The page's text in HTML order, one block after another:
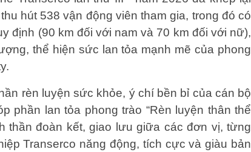
hút 538 vận động viên tham gia, trong đó có
định (90 km đối với nam và 70 km đối với nữ),
thể hiện sức lan tỏa mạnh mẽ của phong
rèn luyện sức khỏe, ý chí bền bỉ của cán bộ
phần lan tỏa phong trào “Rèn luyện thân thể
thần đoàn kết, giao lưu giữa các đơn vị, từng
Transerco năng động, tích cực và giàu bản